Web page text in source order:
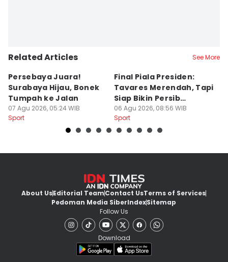
Related Articles See More
Persebaya Juara!
Surabaya Hijau, Bonek
Tumpah ke Jalan
07 Agu 2026, 05:24 WIB
Sport
Final Piala Presiden:
Tavares Merendah, Tapi
Siap Bikin Persib
Tumbang
06 Agu 2026, 08:56 WIB
Sport
About UsEditorial TeamContact UsTerms of Services
Pedoman Media SiberIndexSitemap
Follow Us
Download